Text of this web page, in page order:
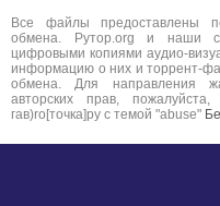
Все файлы предоставлены
обмена. Рутор.org и наши
цифровыми копиями аудио-
информацию о них и торрент-
обмена. Для направления
авторских прав,
гав)ro[точка]ру с темой "abuse"